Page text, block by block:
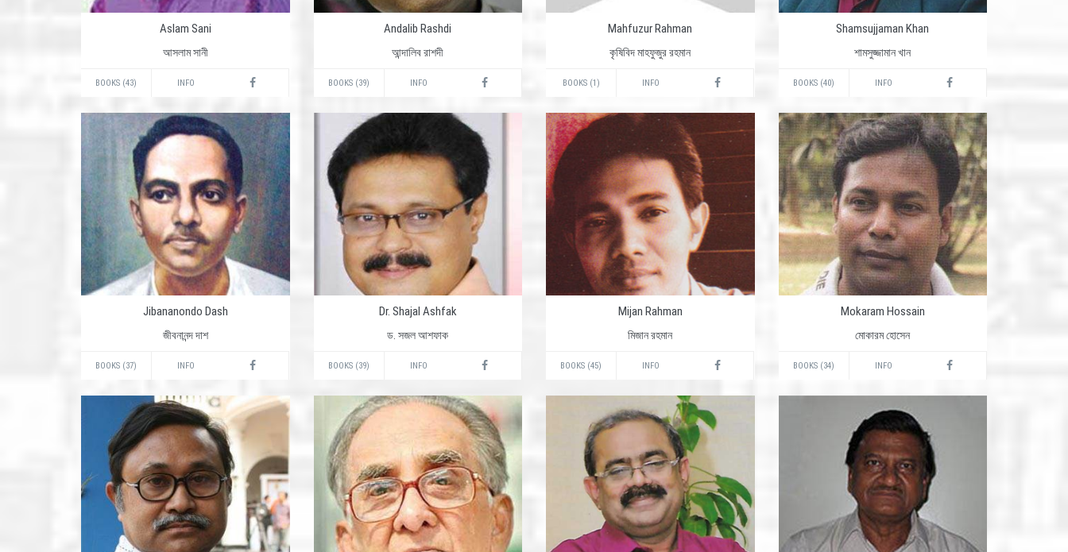
Aslam Sani
আসলাম সানী
BOOKS (43) INFO
Andalib Rashdi
আন্দালিব রাশদী
BOOKS (39) INFO
Mahfuzur Rahman
কৃষিবিদ মাহফুজুর রহমান
BOOKS (1) INFO
Shamsujjaman Khan
শামসুজ্জামান খান
BOOKS (40) INFO
Jibananondo Dash
জীবনানন্দ দাশ
BOOKS (37) INFO
Dr. Shajal Ashfak
ড. সজল আশফাক
BOOKS (39) INFO
Mijan Rahman
মিজান রহমান
BOOKS (45) INFO
Mokaram Hossain
মোকারম হোসেন
BOOKS (34) INFO